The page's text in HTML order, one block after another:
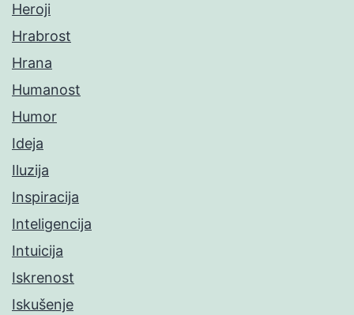
Heroji
Hrabrost
Hrana
Humanost
Humor
Ideja
Iluzija
Inspiracija
Inteligencija
Intuicija
Iskrenost
Iskušenje